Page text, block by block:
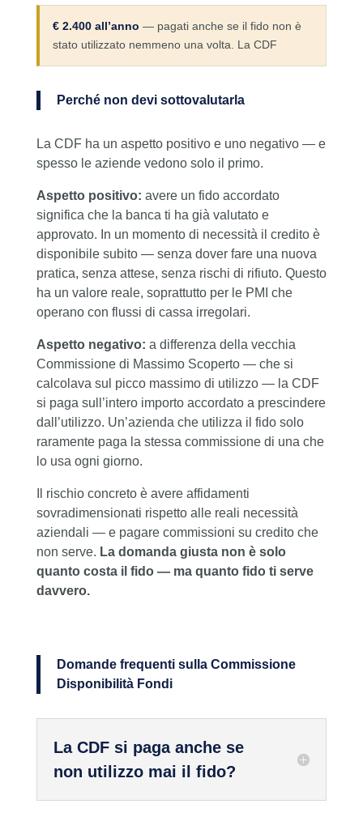
€ 2.400 all’anno — pagati anche se il fido non è
stato utilizzato nemmeno una volta. La CDF
Perché non devi sottovalutarla
La CDF ha un aspetto positivo e uno negativo — e
spesso le aziende vedono solo il primo.
Aspetto positivo: avere un fido accordato
significa che la banca ti ha già valutato e
approvato. In un momento di necessità il credito è
disponibile subito — senza dover fare una nuova
pratica, senza attese, senza rischi di rifiuto. Questo
ha un valore reale, soprattutto per le PMI che
operano con flussi di cassa irregolari.
Aspetto negativo: a differenza della vecchia
Commissione di Massimo Scoperto — che si
calcolava sul picco massimo di utilizzo — la CDF
si paga sull’intero importo accordato a prescindere
dall’utilizzo. Un’azienda che utilizza il fido solo
raramente paga la stessa commissione di una che
lo usa ogni giorno.
Il rischio concreto è avere affidamenti
sovradimensionati rispetto alle reali necessità
aziendali — e pagare commissioni su credito che
non serve. La domanda giusta non è solo
quanto costa il fido — ma quanto fido ti serve
davvero.
Domande frequenti sulla Commissione
Disponibilità Fondi
La CDF si paga anche se
non utilizzo mai il fido?